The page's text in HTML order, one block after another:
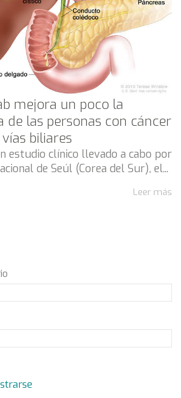
mejora un poco la
de las personas con cáncer
biliares
estudio clínico llevado a cabo por
de Seúl (Corea del Sur), el...
Leer más